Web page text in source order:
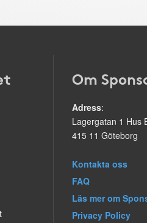
Om
Adress:
Lagergatan 1 Hus
415 11 Göteborg
Kontakta oss
FAQ
Läs mer om
Privacy Policy